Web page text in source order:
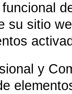
su sitio
y